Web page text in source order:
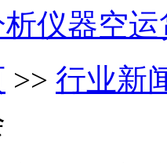
仪器空
>> 行业新